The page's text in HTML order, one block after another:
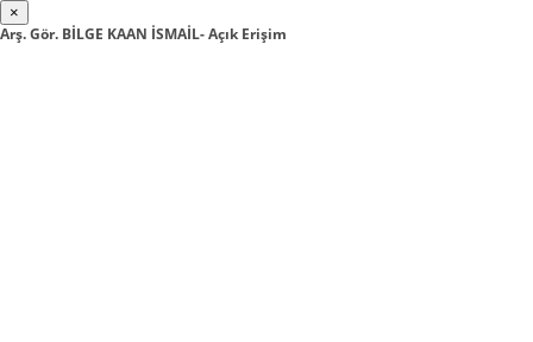
×
Arş. Gör. BİLGE KAAN İSMAİL- Açık Erişim